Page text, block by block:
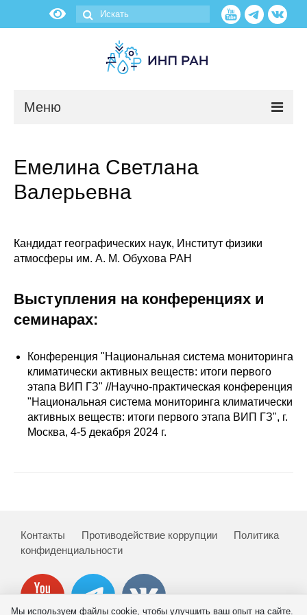
Меню
Об институте
Научные подразделения
Сотрудники
Противодействие коррупции
Материалы для СМИ
Проблемы прогнозирования
Емелина Светлана
Валерьевна
Кандидат географических наук, Институт физики
атмосферы им. А. М. Обухова РАН
Выступления на конференциях и
семинарах:
Конференция "Национальная система мониторинга
климатически активных веществ: итоги первого
этапа ВИП ГЗ" //Научно-практическая конференция
"Национальная система мониторинга климатически
активных веществ: итоги первого этапа ВИП ГЗ", г.
Москва, 4-5 декабря 2024 г.
Контакты Противодействие коррупции
Политика
конфиденциальности
Мы используем файлы cookie, чтобы улучшить ваш опыт на сайте.